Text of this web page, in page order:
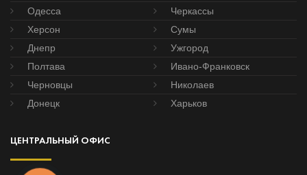
Одесса
Черкассы
Херсон
Сумы
Днепр
Ужгород
Полтава
Ивано-Франковск
Черновцы
Николаев
Донецк
Харьков
ЦЕНТРАЛЬНЫЙ ОФИС